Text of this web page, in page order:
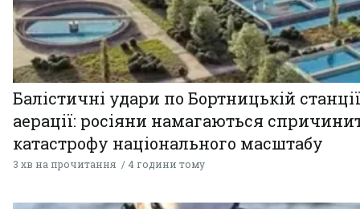
Балістичні удари по Бортницькій станції
аерації: росіяни намагаються
катастрофу національного масштабу
3 хв на прочитання 4 години тому